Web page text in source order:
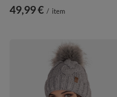
49,99 € / item